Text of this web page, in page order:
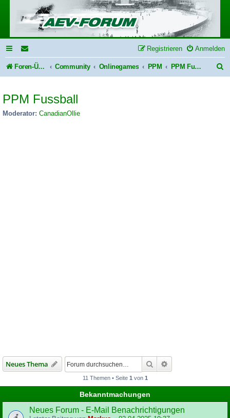
Anmelden
Registrieren
Foren-Übersicht Community Onlinegames PPM PPM Fussball
PPM Fussball
Moderator: CanadianOllie
Neues Thema Suche
11 Themen • Seite 1 von 1
Bekanntmachungen
Neues Forum - E-Mail Benachrichtigungen